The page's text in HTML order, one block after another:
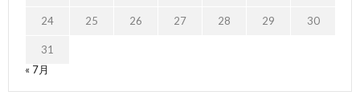
24 25 26 27 28 29 30
31
« 7月